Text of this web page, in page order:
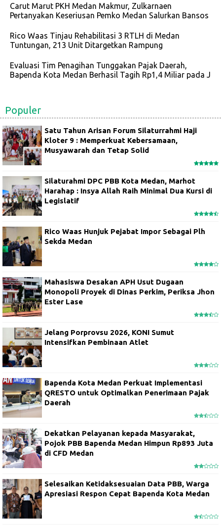
Carut Marut PKH Medan Makmur, Zulkarnaen
Pertanyakan Keseriusan Pemko Medan Salurkan Bansos
Rico Waas Tinjau Rehabilitasi 3 RTLH di Medan
Tuntungan, 213 Unit Ditargetkan Rampung
Evaluasi Tim Penagihan Tunggakan Pajak Daerah,
Bapenda Kota Medan Berhasil Tagih Rp1,4 Miliar pada J
Populer
Satu Tahun Arisan Forum Silaturrahmi Haji
Kloter 9 : Memperkuat Kebersamaan,
Musyawarah dan Tetap Solid
Silaturahmi DPC PBB Kota Medan, Marhot
Harahap : Insya Allah Raih Minimal Dua Kursi di
Legislatif
Rico Waas Hunjuk Pejabat Impor Sebagai Plh
Sekda Medan
Mahasiswa Desakan APH Usut Dugaan
Monopoli Proyek di Dinas Perkim, Periksa Jhon
Ester Lase
Jelang Porprovsu 2026, KONI Sumut
Intensifkan Pembinaan Atlet
Bapenda Kota Medan Perkuat Implementasi
QRESTO untuk Optimalkan Penerimaan Pajak
Daerah
Dekatkan Pelayanan kepada Masyarakat,
Pojok PBB Bapenda Medan Himpun Rp893 Juta
di CFD Medan
Selesaikan Ketidaksesuaian Data PBB, Warga
Apresiasi Respon Cepat Bapenda Kota Medan